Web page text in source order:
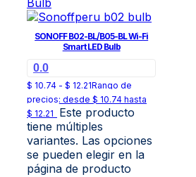
SONOFF B02-BL/B05-BL Wi-Fi
Smart LED Bulb
0.0
$ 10.74 - $ 12.21Rango de
precios: desde $ 10.74 hasta
$ 12.21
Este producto
tiene múltiples
variantes. Las opciones
se pueden elegir en la
página de producto